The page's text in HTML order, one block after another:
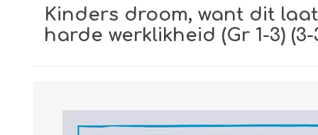
NIE vir
Kinders droom, want dit
harde werklikheid (Gr 1-3) (3-